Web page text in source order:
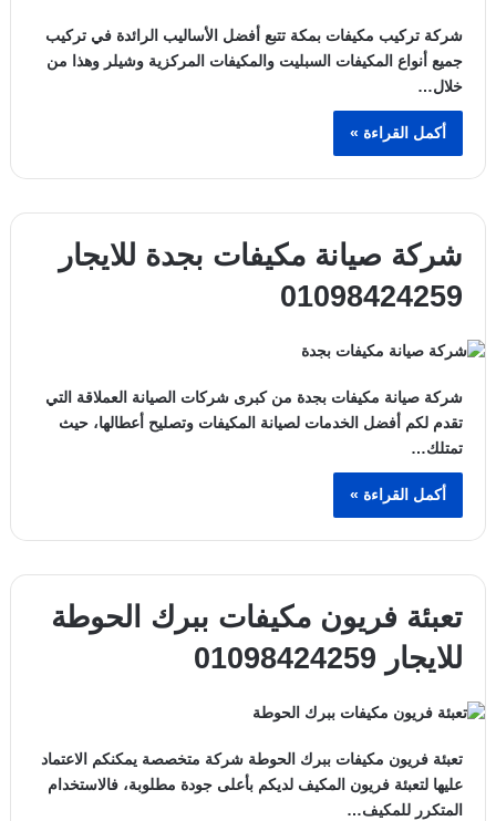
شركة تركيب مكيفات بمكة تتبع أفضل الأساليب الرائدة في تركيب
جميع أنواع المكيفات السبليت والمكيفات المركزية وشيلر وهذا من
خلال…
أكمل القراءة »
شركة صيانة مكيفات بجدة للايجار
01098424259
شركة صيانة مكيفات بجدة من كبرى شركات الصيانة العملاقة التي
تقدم لكم أفضل الخدمات لصيانة المكيفات وتصليح أعطالها، حيث
تمتلك…
أكمل القراءة »
تعبئة فريون مكيفات ببرك الحوطة
للايجار 01098424259
تعبئة فريون مكيفات ببرك الحوطة شركة متخصصة يمكنكم الاعتماد
عليها لتعبئة فريون المكيف لديكم بأعلى جودة مطلوبة، فالاستخدام
المتكرر للمكيف…